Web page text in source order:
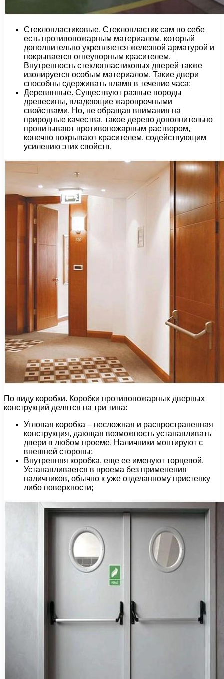
Стеклопластиковые. Стеклопластик сам по себе
есть противопожарным материалом, который
дополнительно укрепляется железной арматурой и
покрывается огнеупорным красителем.
Внутренность стеклопластиковых дверей также
изолируется особым материалом. Такие двери
способны сдерживать пламя в течение часа;
Деревянные. Существуют разные породы
древесины, владеющие жаропрочными
свойствами. Но, не обращая внимания на
природные качества, такое дерево дополнительно
пропитывают противопожарным раствором,
конечно покрывают красителем, содействующим
усилению этих свойств.
По виду коробки. Коробки противопожарных дверных
конструкций делятся на три типа:
Угловая коробка – несложная и распространенная
конструкция, дающая возможность устанавливать
двери в любом проеме. Наличники монтируют с
внешней стороны;
Внутренняя коробка, еще ее именуют торцевой.
Устанавливается в проема без применения
наличников, обычно к уже отделанному пристенку
либо поверхности;